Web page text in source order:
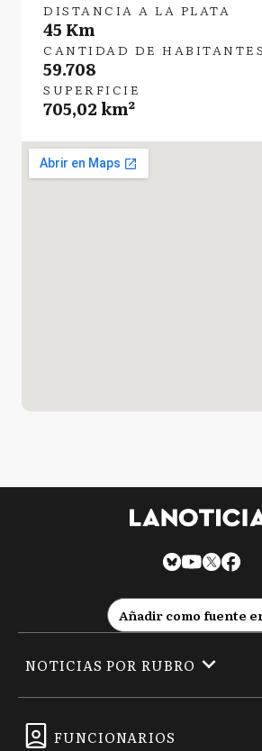
DISTANCIA A LA PLATA
45 Km
CANTIDAD DE HABITANTES
59.708
SUPERFICIE
705,02 km²
Añadir como fuente
FUNCIONARIOS
NOTICIAS POR RUBRO